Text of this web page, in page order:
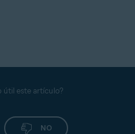
útil este artículo?
NO